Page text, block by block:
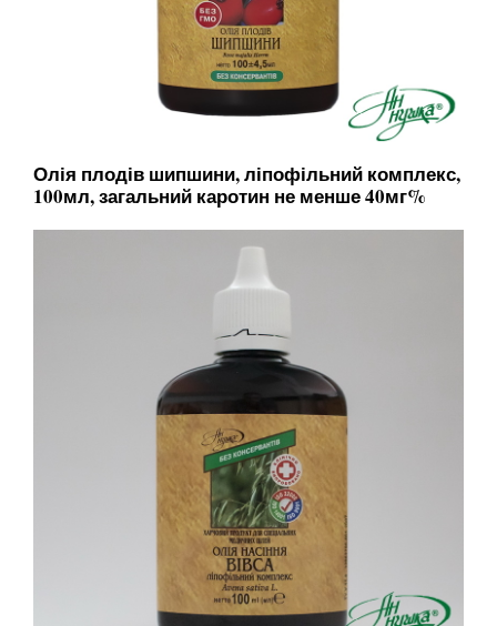
Олія плодів шипшини, ліпофільний комплекс,
100мл, загальний каротин не менше 40мг%